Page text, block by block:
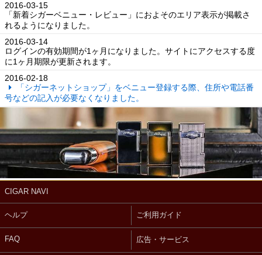
2016-03-15
「新着シガーベニュー・レビュー」におよそのエリア表示が掲載さ
れるようになりました。
2016-03-14
ログインの有効期間が1ヶ月になりました。サイトにアクセスする度
に1ヶ月期限が更新されます。
2016-02-18
「シガーネットショップ」をベニュー登録する際、住所や電話番
号などの記入が必要なくなりました。
CIGAR NAVI
ヘルプ ご利用ガイド
FAQ 広告・サービス